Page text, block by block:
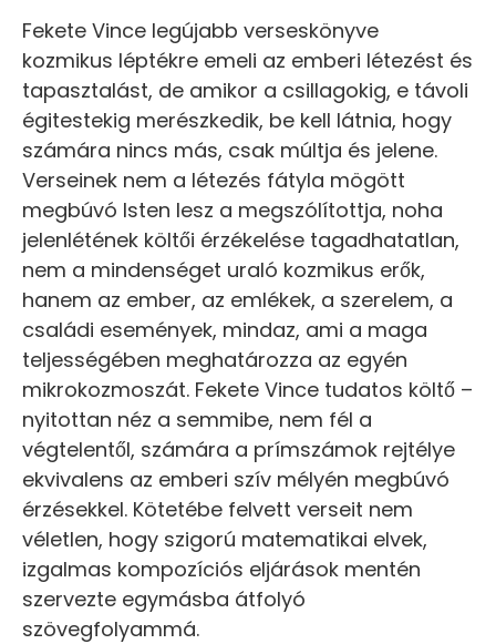
Fekete Vince legújabb verseskönyve
kozmikus léptékre emeli az emberi létezést és
tapasztalást, de amikor a csillagokig, e távoli
égitestekig merészkedik, be kell látnia, hogy
számára nincs más, csak múltja és jelene.
Verseinek nem a létezés fátyla mögött
megbúvó Isten lesz a megszólítottja, noha
jelenlétének költői érzékelése tagadhatatlan,
nem a mindenséget uraló kozmikus erők,
hanem az ember, az emlékek, a szerelem, a
családi események, mindaz, ami a maga
teljességében meghatározza az egyén
mikrokozmoszát. Fekete Vince tudatos költő –
nyitottan néz a semmibe, nem fél a
végtelentől, számára a prímszámok rejtélye
ekvivalens az emberi szív mélyén megbúvó
érzésekkel. Kötetébe felvett verseit nem
véletlen, hogy szigorú matematikai elvek,
izgalmas kompozíciós eljárások mentén
szervezte egymásba átfolyó
szövegfolyammá.